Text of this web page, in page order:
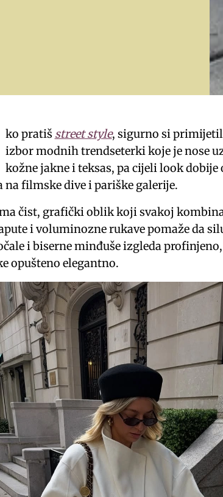
ko pratiš street style, sigurno si
izbor modnih trendseterki koje je nose
kožne jakne i teksas, pa cijeli look dobije
na filmske dive i pariške galerije.
čist, grafički oblik koji svakoj
i voluminozne rukave pomaže da
i biserne minđuše izgleda
opušteno elegantno.